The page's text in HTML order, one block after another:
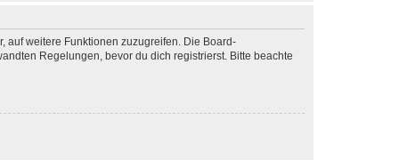
auf weitere Funktionen zuzugreifen. Die Board-
Regelungen, bevor du dich registrierst. Bitte beachte